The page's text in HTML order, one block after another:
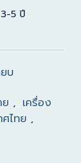
5 ปี
บ
, เครื่อง
ไทย ,